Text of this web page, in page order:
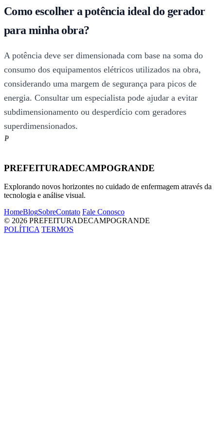
Como escolher a potência ideal do gerador
para minha obra?
A potência deve ser dimensionada com base na soma do
consumo dos equipamentos elétricos utilizados na obra,
considerando uma margem de segurança para picos de
energia. Consultar um especialista pode ajudar a evitar
subdimensionamento ou desperdício com geradores
superdimensionados.
P
PREFEITURADECAMPOGRANDE
Explorando novos horizontes no cuidado de enfermagem através da
tecnologia e análise visual.
HomeBlogSobreContato Fale Conosco
© 2026 PREFEITURADECAMPOGRANDE
POLÍTICA TERMOS